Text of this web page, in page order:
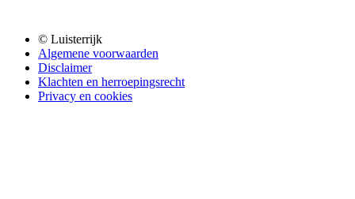
© Luisterrijk
Algemene voorwaarden
Disclaimer
Klachten en herroepingsrecht
Privacy en cookies